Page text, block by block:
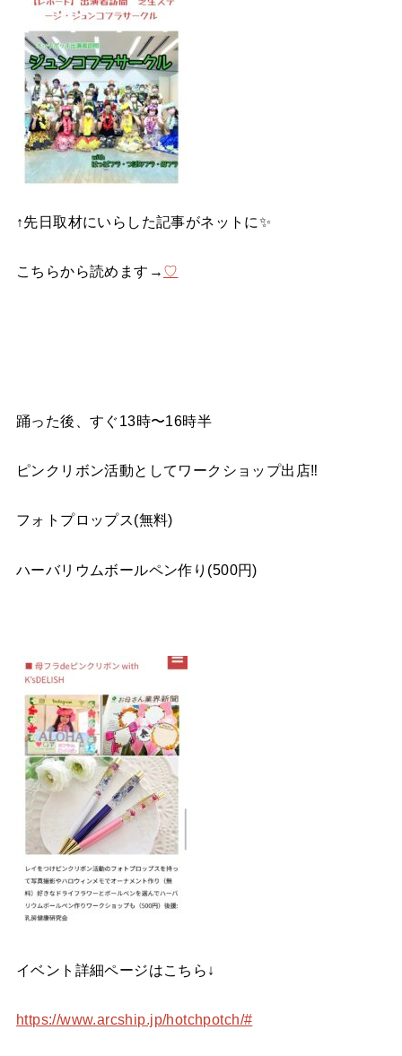
↑先日取材にいらした記事がネットに✨
こちらから読めます→ ♡
踊った後、すぐ13時〜16時半
ピンクリボン活動としてワークショップ出店‼️
フォトプロップス(無料)
ハーバリウムボールペン作り (500円)
イベント詳細ページはこちら ↓
https://www.arcship.jp/hotchpotch/#